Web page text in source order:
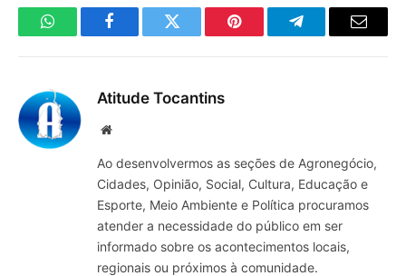
WhatsAppFacebookTwitter Pinterest TelegramaE-
Atitude Tocantins
Site
Ao desenvolvermos as seções de Agronegócio,
Cidades, Opinião, Social, Cultura, Educação e
Esporte, Meio Ambiente e Política procuramos
atender a necessidade do público em ser
informado sobre os acontecimentos locais,
regionais ou próximos à comunidade.